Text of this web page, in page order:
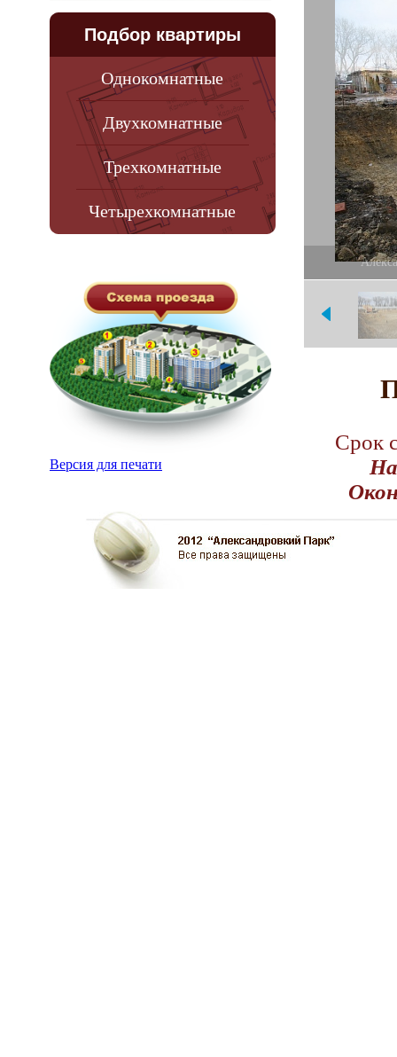
Подбор квартиры
Однокомнатные
Двухкомнатные
Трехкомнатные
Четырехкомнатные
Версия для печати
Срок